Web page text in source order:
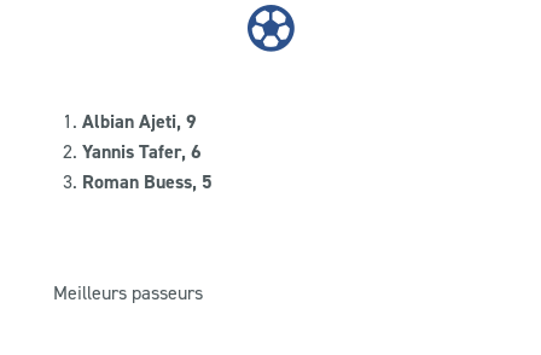
Albian Ajeti, 9
Yannis Tafer, 6
Roman Buess, 5
Meilleurs passeurs